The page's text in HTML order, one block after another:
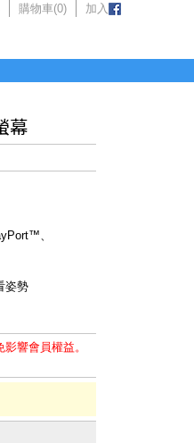
購物車(0) 加入
幕
、
姿勢
響會員權益。